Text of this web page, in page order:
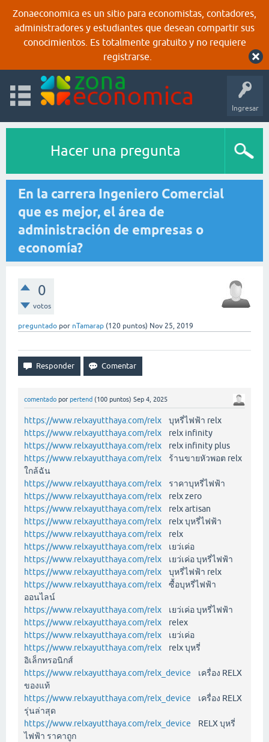
Zonaeconomica es un sitio para economistas, contadores,
administradores y estudiantes que desean compartir sus
conocimientos. Es totalmente gratuito y no requiere
registrarse.
Ingresar
Hacer una pregunta
En la carrera Ingeniero Comercial
que es mejor, el área de
administración de empresas o
economía?
0
votos
preguntado por nTamarap (120 puntos) Nov 25, 2019
comentado por pertend (100 puntos) Sep 4, 2025
https://www.relxayutthaya.com/relx
บุหรี่ไฟฟ้า relx
https://www.relxayutthaya.com/relx
relx infinity
https://www.relxayutthaya.com/relx
relx infinity plus
https://www.relxayutthaya.com/relx
ร้านขายหัวพอต relx
ใกล้ฉัน
https://www.relxayutthaya.com/relx
ราคาบุหรี่ไฟฟ้า
https://www.relxayutthaya.com/relx
relx zero
https://www.relxayutthaya.com/relx
relx artisan
https://www.relxayutthaya.com/relx
relx บุหรี่ไฟฟ้า
https://www.relxayutthaya.com/relx
relx
https://www.relxayutthaya.com/relx
เยว่เค่อ
https://www.relxayutthaya.com/relx
เยว่เค่อ บุหรี่ไฟฟ้า
https://www.relxayutthaya.com/relx
บุหรี่ไฟฟ้า relx
https://www.relxayutthaya.com/relx
ซื้อบุหรี่ไฟฟ้า
ออนไลน์
https://www.relxayutthaya.com/relx
เยว่เค่อ บุหรี่ไฟฟ้า
https://www.relxayutthaya.com/relx
relex
https://www.relxayutthaya.com/relx
เยว่เค่อ
https://www.relxayutthaya.com/relx
relx บุหรี่
อิเล็กทรอนิกส์
https://www.relxayutthaya.com/relx_device
เครื่อง RELX
ของแท้
https://www.relxayutthaya.com/relx_device
เครื่อง RELX
รุ่นล่าสุด
https://www.relxayutthaya.com/relx_device
RELX บุหรี่
ไฟฟ้า ราคาถูก